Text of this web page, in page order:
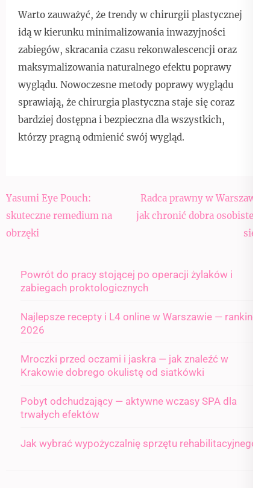
Warto zauważyć, że trendy w chirurgii plastycznej
idą w kierunku minimalizowania inwazyjności
zabiegów, skracania czasu rekonwalescencji oraz
maksymalizowania naturalnego efektu poprawy
wyglądu. Nowoczesne metody poprawy wyglądu
sprawiają, że chirurgia plastyczna staje się coraz
bardziej dostępna i bezpieczna dla wszystkich,
którzy pragną odmienić swój wygląd.
Nawigacja
wpisu
Yasumi Eye Pouch:
skuteczne remedium na
obrzęki
Radca prawny w Warszawie
jak chronić dobra osobiste w
sieci
Powrót do pracy stojącej po operacji żylaków i
zabiegach proktologicznych
Najlepsze recepty i L4 online w Warszawie — ranking
2026
Mroczki przed oczami i jaskra — jak znaleźć w
Krakowie dobrego okulistę od siatkówki
Pobyt odchudzający — aktywne wczasy SPA dla
trwałych efektów
Jak wybrać wypożyczalnię sprzętu rehabilitacyjnego